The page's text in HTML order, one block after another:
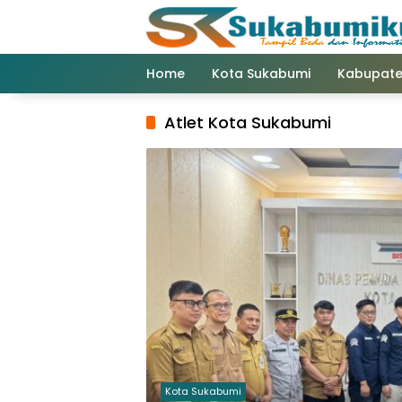
Home Kota Sukabumi
Atlet Kota Sukabumi
Kota Sukabumi